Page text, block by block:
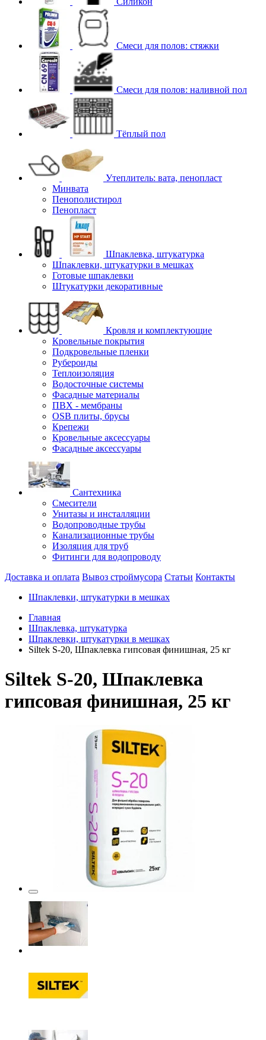
Смеси для полов: стяжки
Смеси для полов: наливной пол
Тёплый пол
Утеплитель: вата, пенопласт
Минвата
Пенополистирол
Пенопласт
Шпаклевка, штукатурка
Шпаклевки, штукатурки в мешках
Готовые шпаклевки
Штукатурки декоративные
Кровля и комплектующие
Кровельные покрытия
Подкровельные пленки
Рубероиды
Теплоизоляция
Водосточные системы
Фасадные материалы
ПВХ - мембраны
OSB плиты, брусы
Крепежи
Кровельные аксессуары
Фасадные аксессуары
Сантехника
Смесители
Унитазы и инсталляции
Водопроводные трубы
Канализационные трубы
Изоляция для труб
Фитинги для водопроводу
Доставка и оплата Вывоз строймусора Статьи Контакты
Шпаклевки, штукатурки в мешках
Главная
Шпаклевка, штукатурка
Шпаклевки, штукатурки в мешках
Siltek S-20, Шпаклевка гипсовая финишная, 25 кг
Siltek S-20, Шпаклевка
гипсовая финишная, 25 кг